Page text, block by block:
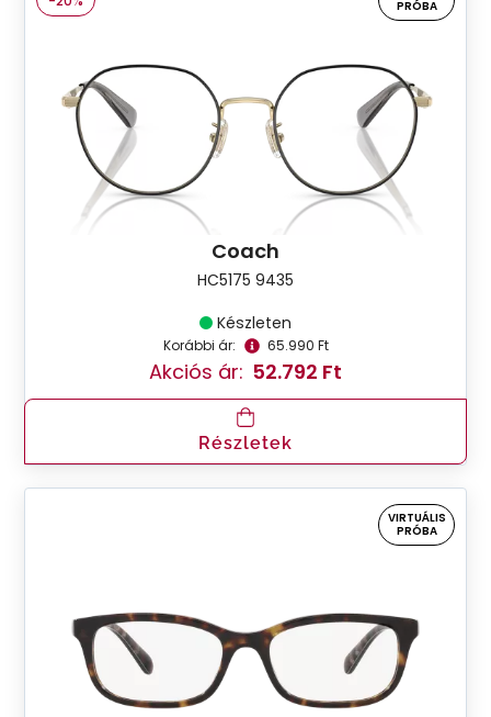
PRÓBA
Coach
HC5175 9435
Készleten
Korábbi ár: 65.990 Ft
Akciós ár: 52.792 Ft
Részletek
VIRTUÁLIS
PRÓBA